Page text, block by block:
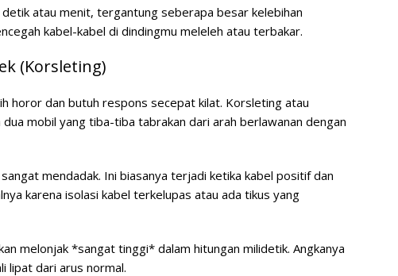
atau menit, tergantung seberapa besar kelebihan
kabel-kabel di dindingmu meleleh atau terbakar.
(Korsleting)
horor dan butuh respons secepat kilat. Korsleting atau
mobil yang tiba-tiba tabrakan dari arah berlawanan dengan
mendadak. Ini biasanya terjadi ketika kabel positif dan
karena isolasi kabel terkelupas atau ada tikus yang
melonjak *sangat tinggi* dalam hitungan milidetik. Angkanya
lipat dari arus normal.